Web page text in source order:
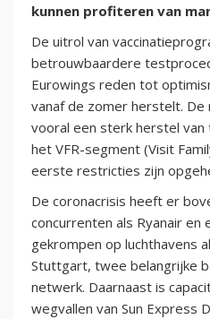
kunnen profiteren van
De uitrol van
betrouwbaardere
Eurowings reden tot
vanaf de zomer herstelt.
vooral een sterk herstel van
het VFR-segment (Visit
eerste restricties zijn
De coronacrisis heeft er
concurrenten als Ryanair en
gekrompen op luchthavens
Stuttgart, twee belangrijke
netwerk. Daarnaast is
wegvallen van Sun Express